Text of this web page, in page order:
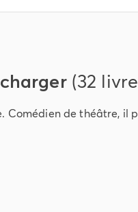
(32
Comédien de théâtre, il